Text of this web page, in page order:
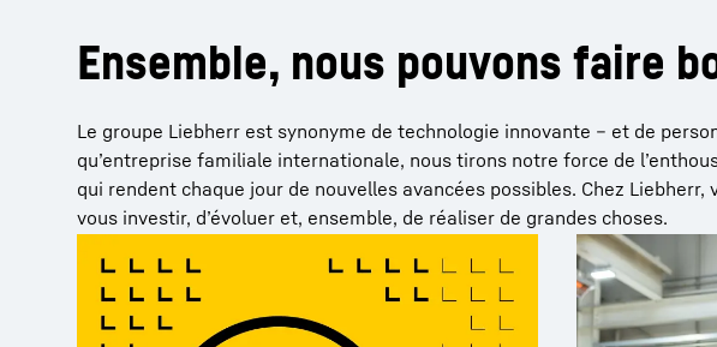
Ensemble, nous pouvons faire
Le groupe Liebherr est synonyme de technologie innovante – et de
qu’entreprise familiale internationale, nous tirons notre force de
qui rendent chaque jour de nouvelles avancées possibles. Chez
vous investir, d’évoluer et, ensemble, de réaliser de grandes choses.